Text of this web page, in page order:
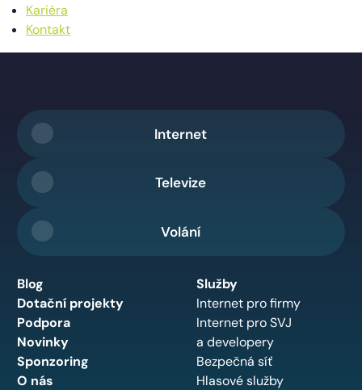
Kariéra
Kontakt
Internet
Televize
Volání
Blog
Dotační projekty
Podpora
Novinky
Sponzoring
O nás
Služby
Internet pro firmy
Internet pro SVJ
a developery
Bezpečná síť
Hlasové služby